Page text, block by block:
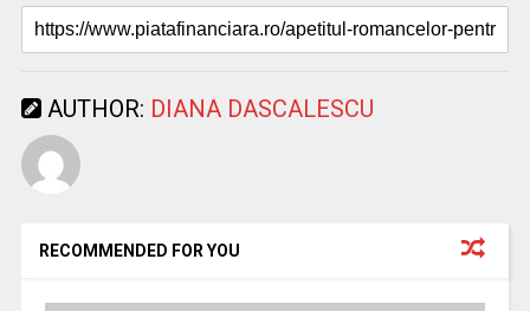
AUTHOR: DIANA DASCALESCU
RECOMMENDED FOR YOU